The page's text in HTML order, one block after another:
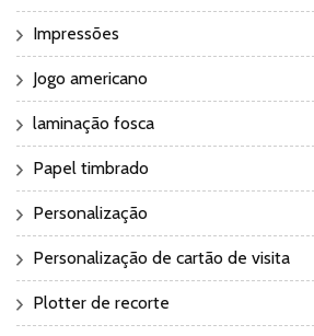
Impressões
Jogo americano
laminação fosca
Papel timbrado
Personalização
Personalização de cartão de visita
Plotter de recorte